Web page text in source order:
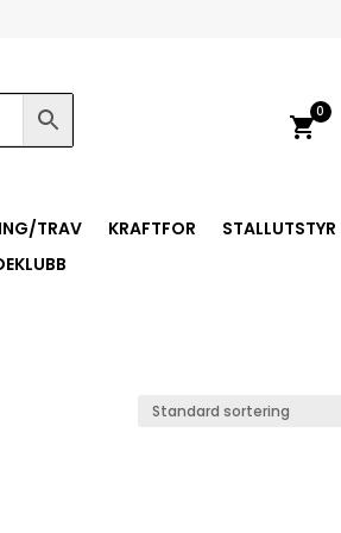
shopping_cart
0
TRAV KRAFTFOR
STALLUTSTYR